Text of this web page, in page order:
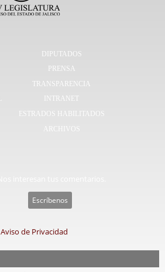
DIPUTADOS
PRENSA
TRANSPARENCIA
INTRANET
ESTRADOS HABILITADOS
ARCHIVOS
Escríbenos
Aviso de Privacidad